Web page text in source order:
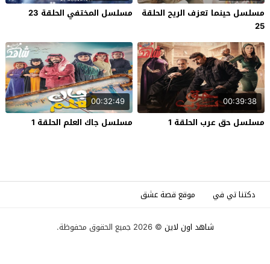
مسلسل حينما تعزف الريح الحلقة
25
مسلسل المختفي الحلقة 23
00:39:38
مسلسل حق عرب الحلقة 1
00:32:49
مسلسل جاك العلم الحلقة 1
دكتنا تي في موقع قصة عشق
شاهد اون لاين © 2026 جميع الحقوق محفوظة.